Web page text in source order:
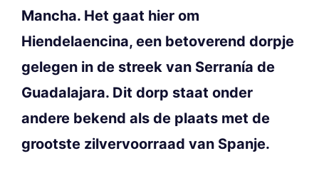
Mancha. Het gaat hier om
Hiendelaencina, een betoverend dorpje
gelegen in de streek van Serranía de
Guadalajara. Dit dorp staat onder
andere bekend als de plaats met de
grootste zilvervoorraad van Spanje.